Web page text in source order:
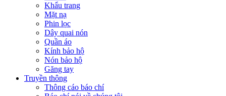
Khẩu trang
Mặt nạ
Phin lọc
Dây quai nón
Quần áo
Kính bảo hộ
Nón bảo hộ
Găng tay
Truyền thông
Thông cáo báo chí